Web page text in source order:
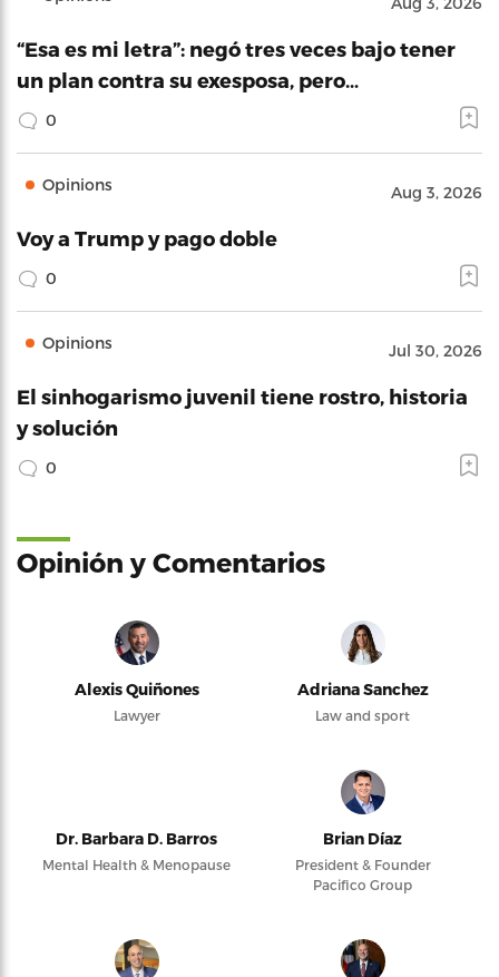
“Esa es mi letra”: negó tres veces bajo tener
un plan contra su exesposa, pero…
0
Opinions Aug 3, 2026
Voy a Trump y pago doble
0
Opinions Jul 30, 2026
El sinhogarismo juvenil tiene rostro, historia
y solución
0
Opinión y Comentarios
Alexis Quiñones
Lawyer
Adriana Sanchez
Law and sport
Dr. Barbara D. Barros
Mental Health & Menopause
Brian Díaz
President & Founder
Pacifico Group